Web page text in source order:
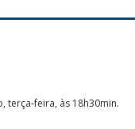
terça-feira, às 18h30min.